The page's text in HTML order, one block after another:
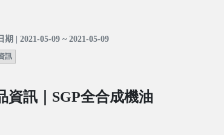
期 | 2021-05-09 ~ 2021-05-09
訊
資訊｜SGP全合成機油